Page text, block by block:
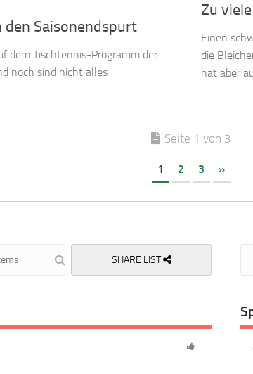
Saisonendspurt
dem Tischtennis-Programm der
noch sind nicht alles
Zu
Einen
die
hat aber
Seite 1 von 3
1 2 3 »
SHARE LIST